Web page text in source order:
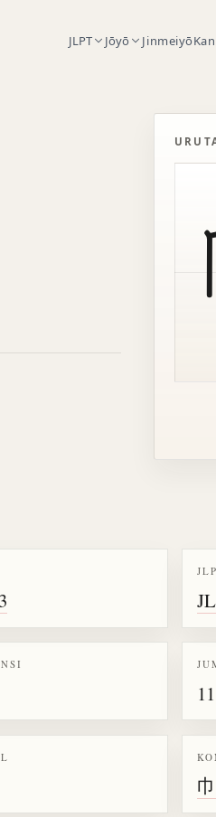
JLPT Jōyō Jinmeiyō
untuk kanji 帳
11
巾